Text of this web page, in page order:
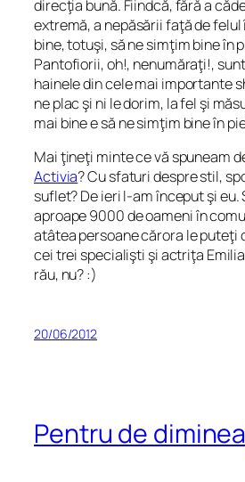
direcţia bună. Fiindcă, fără a
extremă, a nepăsării faţă de
bine, totuşi, să ne simţim bine în
Pantofiorii, oh!, nenumăraţi!,
hainele din cele mai importante
ne plac şi ni le dorim, la fel şi
mai bine e să ne simţim bine în
Mai ţineţi minte ce vă spuneam
Activia? Cu sfaturi despre stil,
suflet? De ieri l-am început şi
aproape 9000 de oameni în
atâtea persoane cărora le puteţi
cei trei specialişti şi actriţa
rău, nu? :)
20/06/2012
Pentru de